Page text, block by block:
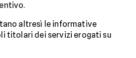
altresì le informative
titolari dei servizi erogati su